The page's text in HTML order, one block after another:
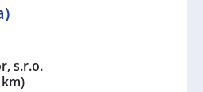
s.r.o.